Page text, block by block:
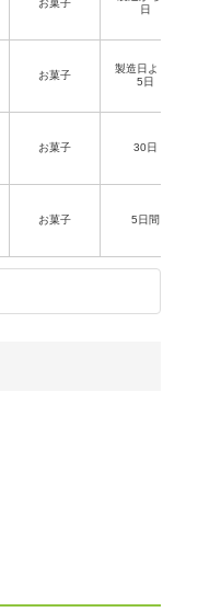
お菓子
日
お菓子
製造日より1
5日
お菓子 30日
お菓子 5日間